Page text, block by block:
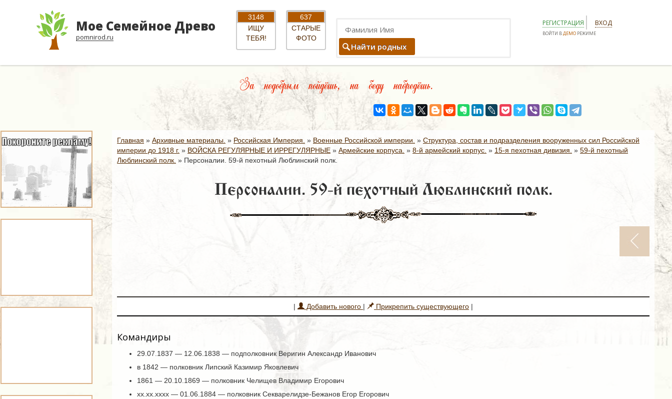
Мое Семейное Древо
pomnirod.ru
3148
ИЩУ
ТЕБЯ!
637
СТАРЫЕ
ФОТО
Найти родных
РЕГИСТРАЦИЯ ВХОД
ВОЙТИ ВДЕМО РЕЖИМЕ
За недобрым пойдёшь, на беду набредёшь.
Главная » Архивные материалы. » Российская Империя. » Военные Российской империи. » Структура, состав и подразделения вооруженных сил Российской
империи до 1918 г. » ВОЙСКА РЕГУЛЯРНЫЕ И ИРРЕГУЛЯРНЫЕ » Армейские корпуса. » 8-й армейский корпус. » 15-я пехотная дивизия. » 59-й пехотный
Люблинский полк. » Персоналии. 59-й пехотный Люблинский полк.
Персоналии. 59-й пехотный Люблинский полк.
| Добавить нового | Прикрепить существующего |
Командиры
29.07.1837 — 12.06.1838 — подполковник Веригин Александр Иванович
в 1842 — полковник Липский Казимир Яковлевич
1861 — 20.10.1869 — полковник Челищев Владимир Егорович
хх.хх.хххх — 01.06.1884 — полковник Секварелидзе-Бежанов Егор Егорович